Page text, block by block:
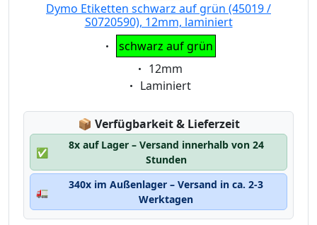
Dymo Etiketten schwarz auf grün (45019 /
S0720590), 12mm, laminiert
Eigenschaft:
schwarz auf grün
Eigenschaft:
12mm
Eigenschaft:
Laminiert
📦 Lagerstatus:
Verfügbarkeit & Lieferzeit
✅
8x auf Lager – Versand innerhalb von 24
Stunden
🚛
340x im Außenlager – Versand in ca. 2-3
Werktagen